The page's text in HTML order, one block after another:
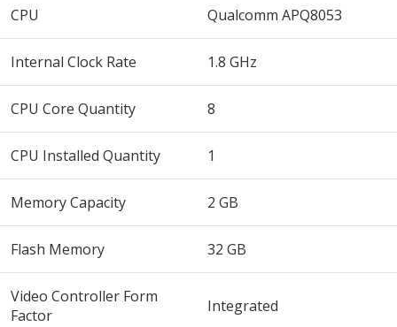
CPU Qualcomm APQ8053
Internal Clock Rate 1.8 GHz
CPU Core Quantity 8
CPU Installed Quantity 1
Memory Capacity 2 GB
Flash Memory 32 GB
Video Controller Form
Factor
Integrated